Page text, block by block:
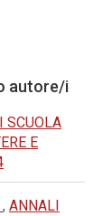
autore/i
SCUOLA
E
, ANNALI